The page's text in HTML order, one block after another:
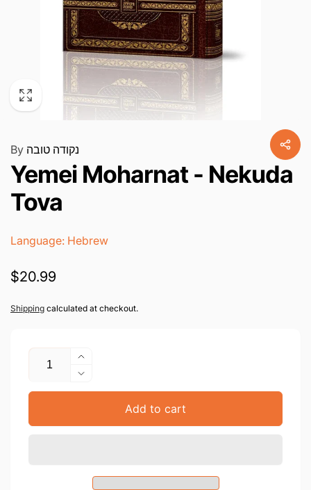
By נקודה טובה
Yemei Moharnat - Nekuda
Tova
Language: Hebrew
Regular
$20.99
Shipping calculated at checkout.
Quantity
Increase
quantity
for
Decrease
quantity
Yemei
Tova
Add to cart